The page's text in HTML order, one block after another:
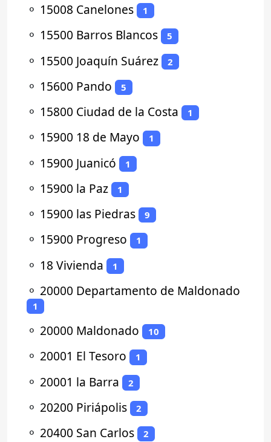
⚬ 15008 Canelones 1
⚬ 15500 Barros Blancos 5
⚬ 15500 Joaquín Suárez 2
⚬ 15600 Pando 5
⚬ 15800 Ciudad de la Costa 1
⚬ 15900 18 de Mayo 1
⚬ 15900 Juanicó 1
⚬ 15900 la Paz 1
⚬ 15900 las Piedras 9
⚬ 15900 Progreso 1
⚬ 18 Vivienda 1
⚬ 20000 Departamento de Maldonado
1
⚬ 20000 Maldonado 10
⚬ 20001 El Tesoro 1
⚬ 20001 la Barra 2
⚬ 20200 Piriápolis 2
⚬ 20400 San Carlos 2